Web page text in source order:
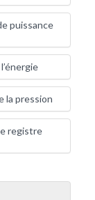
puissance
la pression
registre